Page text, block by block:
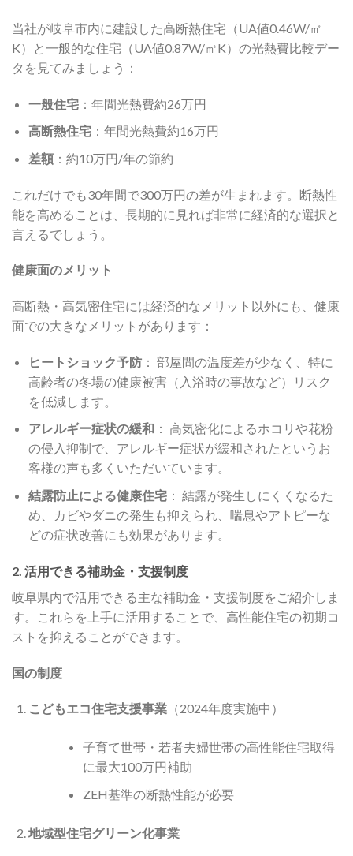
当社が岐阜市内に建設した高断熱住宅（UA値0.46W/㎡
K）と一般的な住宅（UA値0.87W/㎡K）の光熱費比較デー
タを見てみましょう：
一般住宅：年間光熱費約26万円
高断熱住宅：年間光熱費約16万円
差額：約10万円/年の節約
これだけでも30年間で300万円の差が生まれます。断熱性
能を高めることは、長期的に見れば非常に経済的な選択と
言えるでしょう。
健康面のメリット
高断熱・高気密住宅には経済的なメリット以外にも、健康
面での大きなメリットがあります：
ヒートショック予防： 部屋間の温度差が少なく、特に
高齢者の冬場の健康被害（入浴時の事故など）リスク
を低減します。
アレルギー症状の緩和 ： 高気密化によるホコリや花粉
の侵入抑制で、アレルギー症状が緩和されたというお
客様の声も多くいただいています。
結露防止による健康住宅： 結露が発生しにくくなるた
め、カビやダニの発生も抑えられ、喘息やアトピーな
どの症状改善にも効果があります。
2. 活用できる補助金・支援制度
岐阜県内で活用できる主な補助金・支援制度をご紹介しま
す。これらを上手に活用することで、高性能住宅の初期コ
ストを抑えることができます。
国の制度
こどもエコ住宅支援事業（2024年度実施中）
子育て世帯・若者夫婦世帯の高性能住宅取得
に最大100万円補助
ZEH基準の断熱性能が必要
地域型住宅グリーン化事業